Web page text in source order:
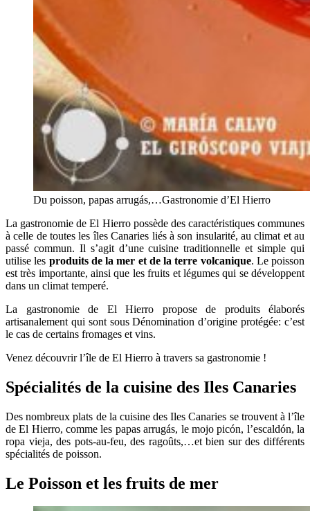
Du poisson, papas arrugás,…Gastronomie d’El Hierro
La gastronomie de El Hierro possède des caractéristiques communes
à celle de toutes les îles Canaries liés à son insularité, au climat et au
passé commun. Il s’agit d’une cuisine traditionnelle et simple qui
utilise les produits de la mer et de la terre volcanique. Le poisson
est très importante, ainsi que les fruits et légumes qui se développent
dans un climat temperé.
La gastronomie de El Hierro propose de produits élaborés
artisanalement qui sont sous Dénomination d’origine protégée: c’est
le cas de certains fromages et vins.
Venez découvrir l’île de El Hierro à travers sa gastronomie !
Spécialités de la cuisine des Iles Canaries
Des nombreux plats de la cuisine des Iles Canaries se trouvent à l’île
de El Hierro, comme les papas arrugás, le mojo picón, l’escaldón, la
ropa vieja, des pots-au-feu, des ragoûts,…et bien sur des différents
spécialités de poisson.
Le Poisson et les fruits de mer